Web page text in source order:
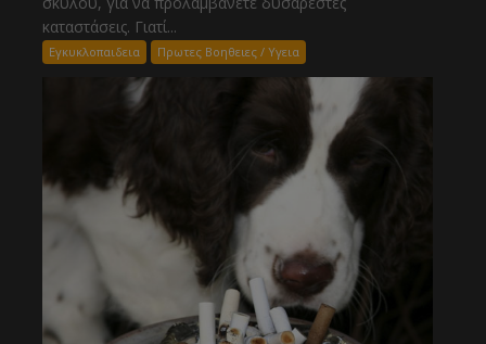
καταστάσεις. Γιατί...
Εγκυκλοπαιδεια Πρωτες Βοηθειες / Υγεια